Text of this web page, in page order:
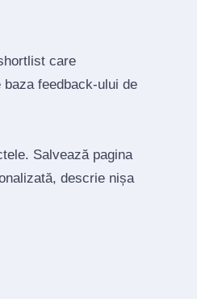
care
feedback‑ului de
Salvează pagina
descrie nișa